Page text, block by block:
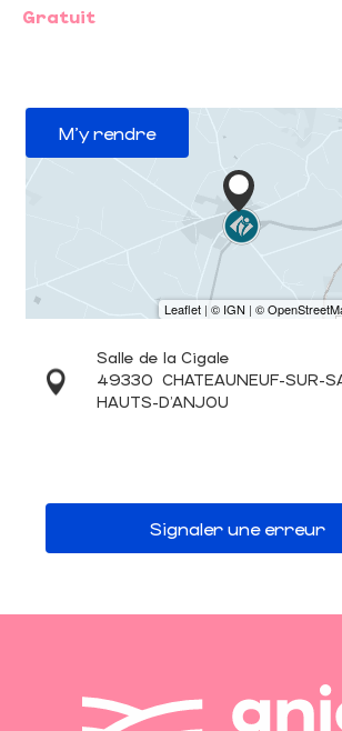
Gratuit
M'y rendre
Salle de la Cigale
49330 CHATEAUNEUF-SUR-
HAUTS-D'ANJOU
Signaler une erreur